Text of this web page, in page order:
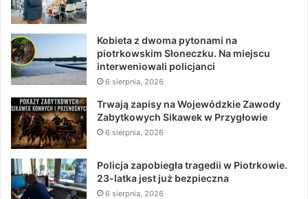
Kobieta z dwoma pytonami na
piotrkowskim Słoneczku. Na miejscu
interweniowali policjanci
6 sierpnia, 2026
Trwają zapisy na Wojewódzkie Zawody
Zabytkowych Sikawek w Przygłowie
6 sierpnia, 2026
Policja zapobiegła tragedii w Piotrkowie.
23-latka jest już bezpieczna
6 sierpnia, 2026